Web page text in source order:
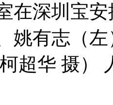
在深圳宝
姚有志（
柯超华 摄）